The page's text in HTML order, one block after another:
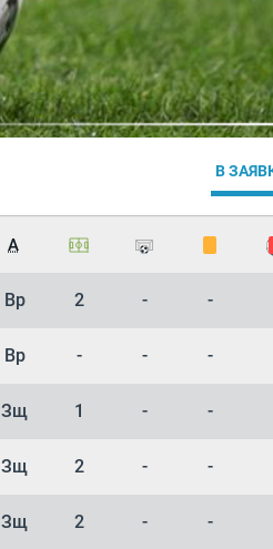
В
А
Вр 2 - -
Вр - - -
Зщ 1 - -
Зщ 2 - -
Зщ 2 - -